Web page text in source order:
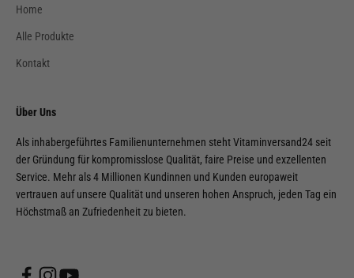
Home
Alle Produkte
Kontakt
Über Uns
Als inhabergeführtes Familienunternehmen steht Vitaminversand24 seit
der Gründung für kompromisslose Qualität, faire Preise und exzellenten
Service. Mehr als 4 Millionen Kundinnen und Kunden europaweit
vertrauen auf unsere Qualität und unseren hohen Anspruch, jeden Tag ein
Höchstmaß an Zufriedenheit zu bieten.